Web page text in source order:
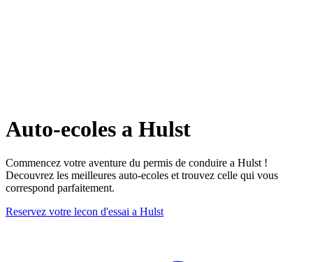
Auto-ecoles a Hulst
Commencez votre aventure du permis de conduire a Hulst !
Decouvrez les meilleures auto-ecoles et trouvez celle qui vous
correspond parfaitement.
Reservez votre lecon d'essai a Hulst